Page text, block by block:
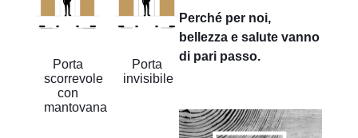
Porta
scorrevole
con
mantovana
Porta
invisibile
Perché per noi,
bellezza e salute vanno
di pari passo.